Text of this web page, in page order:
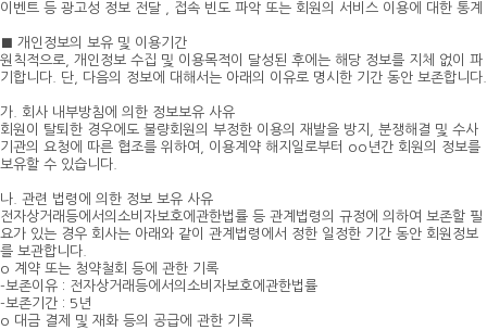
이벤트 등 광고성 정보 전달 , 접속 빈도 파악 또는 회원의 서비스 이용에 대한 통계
■ 개인정보의 보유 및 이용기간
원칙적으로, 개인정보 수집 및 이용목적이 달성된 후에는 해당 정보를 지체 없이 파
기합니다. 단, 다음의 정보에 대해서는 아래의 이유로 명시한 기간 동안 보존합니다.
가. 회사 내부방침에 의한 정보보유 사유
회원이 탈퇴한 경우에도 불량회원의 부정한 이용의 재발을 방지, 분쟁해결 및 수사
기관의 요청에 따른 협조를 위하여, 이용계약 해지일로부터 oo년간 회원의 정보를
보유할 수 있습니다.
나. 관련 법령에 의한 정보 보유 사유
전자상거래등에서의소비자보호에관한법률 등 관계법령의 규정에 의하여 보존할 필
요가 있는 경우 회사는 아래와 같이 관계법령에서 정한 일정한 기간 동안 회원정보
를 보관합니다.
o 계약 또는 청약철회 등에 관한 기록
-보존이유 : 전자상거래등에서의소비자보호에관한법률
-보존기간 : 5년
o 대금 결제 및 재화 등의 공급에 관한 기록